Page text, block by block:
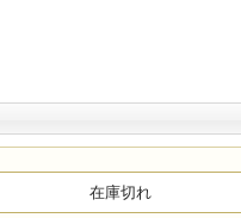
在庫切れ